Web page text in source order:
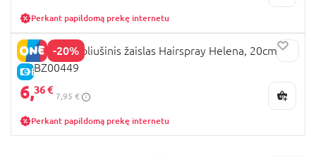
Perkant papildomą prekę internetu
-20%
E-KAINA
BUM BUMZ pliušinis žaislas Hairspray Helena, 20cm,
RBBZ00449
6,36 €
7,95 €
Perkant papildomą prekę internetu